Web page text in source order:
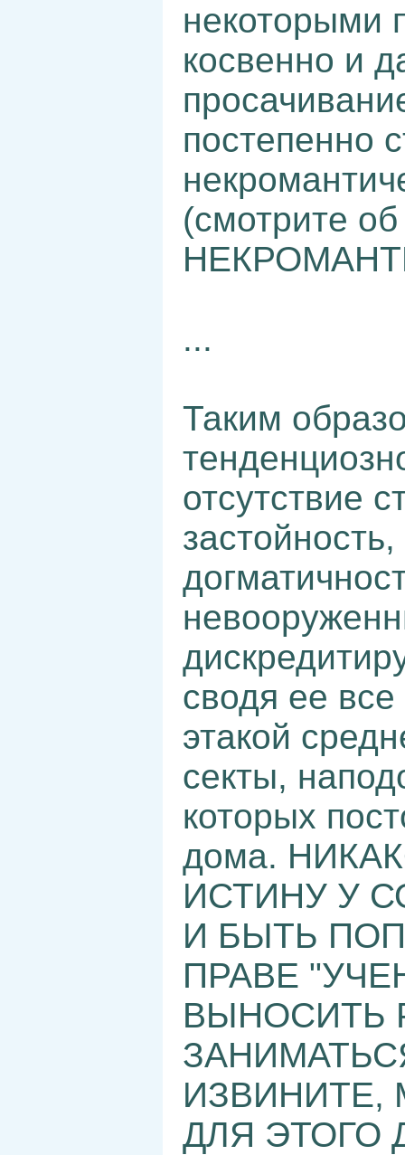
некоторыми
косвенно и
постепенно
(смотрите
...
Таким
отсутствие
сводя ее
этакой
секты,
которых
дома.
ИСТИНУ У
И БЫТЬ
ПРАВЕ
ВЫНОСИТЬ
ДЛЯ ЭТОГО